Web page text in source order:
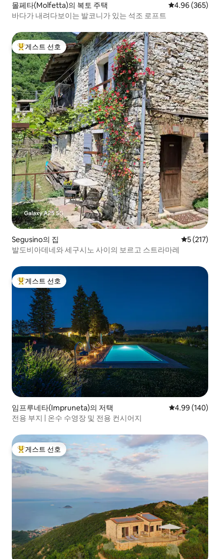
몰페타(Molfetta)의 복토 주택 평점 4.96점(5
4.96 (365)
바다가 내려다보이는 발코니가 있는 석조 로프트
상위 게스트 선호
게스트 선호
Segusino의 집 평점 5점(5
5 (217)
발도비아데네와 세구시노 사이의 보르고 스트라마레
상위 게스트 선호
게스트 선호
임프루네타(Impruneta)의 저택 평점 4.99점(5
4.99 (140)
전용 부지 | 온수 수영장 및 전용 컨시어지
상위 게스트 선호
게스트 선호